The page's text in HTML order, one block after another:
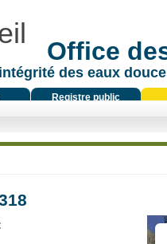
Office
des eaux
Registre public